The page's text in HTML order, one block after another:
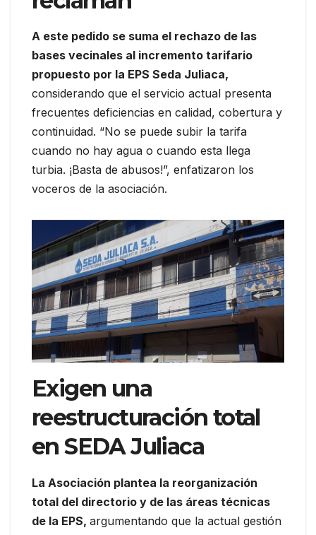
A este pedido se suma el rechazo de las
bases vecinales al incremento tarifario
propuesto por la EPS Seda Juliaca,
considerando que el servicio actual presenta
frecuentes deficiencias en calidad, cobertura y
continuidad. “No se puede subir la tarifa
cuando no hay agua o cuando esta llega
turbia. ¡Basta de abusos!”, enfatizaron los
voceros de la asociación.
Exigen una
reestructuración total
en SEDA Juliaca
La Asociación plantea la reorganización
total del directorio y de las áreas técnicas
de la EPS, argumentando que la actual gestión